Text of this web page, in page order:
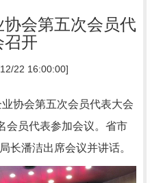
会第五次会员代
召开
22 16:00:00]
协会第五次会员代表大会
会员代表参加会议。省市
长潘洁出席会议并讲话。